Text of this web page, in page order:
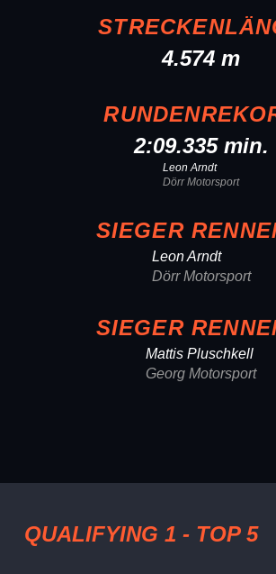
4.574 m
2:09.335 min.
Leon Arndt
Dörr Motorsport
SIEGER
Leon Arndt
Dörr Motorsport
SIEGER
Mattis Pluschkell
Georg Motorsport
QUALIFYING 1 - TOP 5